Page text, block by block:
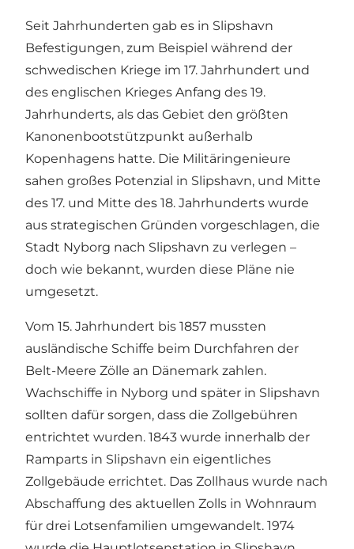
Seit Jahrhunderten gab es in Slipshavn
Befestigungen, zum Beispiel während der
schwedischen Kriege im 17. Jahrhundert und
des englischen Krieges Anfang des 19.
Jahrhunderts, als das Gebiet den größten
Kanonenbootstützpunkt außerhalb
Kopenhagens hatte. Die Militäringenieure
sahen großes Potenzial in Slipshavn, und Mitte
des 17. und Mitte des 18. Jahrhunderts wurde
aus strategischen Gründen vorgeschlagen, die
Stadt Nyborg nach Slipshavn zu verlegen –
doch wie bekannt, wurden diese Pläne nie
umgesetzt.
Vom 15. Jahrhundert bis 1857 mussten
ausländische Schiffe beim Durchfahren der
Belt-Meere Zölle an Dänemark zahlen.
Wachschiffe in Nyborg und später in Slipshavn
sollten dafür sorgen, dass die Zollgebühren
entrichtet wurden. 1843 wurde innerhalb der
Ramparts in Slipshavn ein eigentliches
Zollgebäude errichtet. Das Zollhaus wurde nach
Abschaffung des aktuellen Zolls in Wohnraum
für drei Lotsenfamilien umgewandelt. 1974